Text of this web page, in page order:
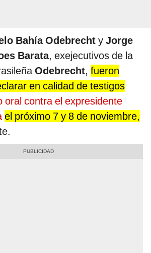
Bahía Odebrecht y Jorge
Barata, exejecutivos de la
Odebrecht, fueron
en calidad de testigos
oral contra el expresidente
el próximo 7 y 8 de noviembre,